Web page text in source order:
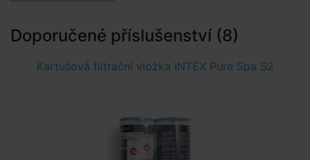
Doporučené příslušenství (8)
Kartušová filtrační vložka INTEX Pure Spa S2